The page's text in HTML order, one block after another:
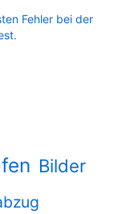
Fehler bei der
Bilder